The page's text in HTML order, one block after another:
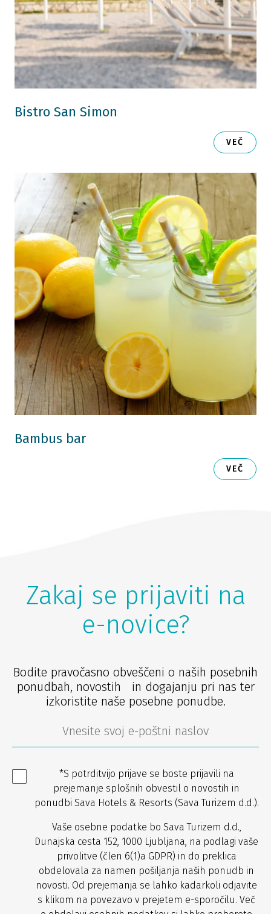
Bistro San Simon
VEČ
Bambus bar
VEČ
Zakaj se prijaviti na
e-novice?
Bodite pravočasno obveščeni o naših posebnih
ponudbah, novostih in dogajanju pri nas ter
izkoristite naše posebne ponudbe.
*S potrditvijo prijave se boste prijavili na
prejemanje splošnih obvestil o novostih in
ponudbi Sava Hotels & Resorts (Sava Turizem d.d.).
Vaše osebne podatke bo Sava Turizem d.d.,
Dunajska cesta 152, 1000 Ljubljana, na podlagi vaše
privolitve (člen 6(1)a GDPR) in do preklica
obdelovala za namen pošiljanja naših ponudb in
novosti. Od prejemanja se lahko kadarkoli odjavite
s klikom na povezavo v prejetem e-sporočilu. Več